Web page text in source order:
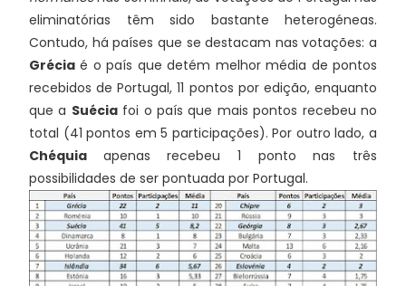
eliminatórias têm sido bastante heterogéneas.
Contudo, há países que se destacam nas votações: a
Grécia é o país que detém melhor média de pontos
recebidos de Portugal, 11 pontos por edição, enquanto
que a Suéciafoi o país que mais pontos recebeu no
total (41 pontos em 5 participações). Por outro lado, a
Chéquia apenas recebeu 1 ponto nas três
possibilidades de ser pontuada por Portugal.